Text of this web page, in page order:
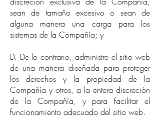
sean de tamaño excesivo o sean de
alguna manera una carga para los
sistemas de la Compañía; y
D. De lo contrario, administre el sitio web
de una manera diseñada para proteger
los derechos y la propiedad de la
Compañía y otros, a la entera discreción
de la Compañía, y para facilitar el
funcionamiento adecuado del sitio web.